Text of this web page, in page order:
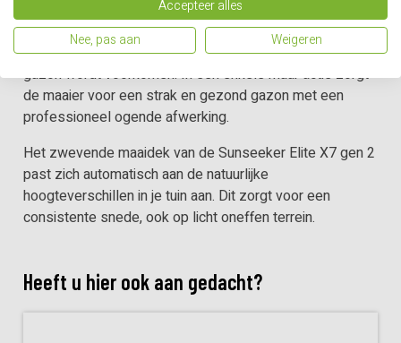
Dankzij de precieze stuurmotor maakt de X7 gen 2
vloeiende en slimme bochten, waardoor schade aan het
gazon wordt voorkomen. In één enkele maai-actie zorgt
de maaier voor een strak en gezond gazon met een
professioneel ogende afwerking.
Het zwevende maaidek van de Sunseeker Elite X7 gen 2
past zich automatisch aan de natuurlijke
hoogteverschillen in je tuin aan. Dit zorgt voor een
consistente snede, ook op licht oneffen terrein.
Heeft u hier ook aan gedacht?
Accepteer alles
Nee, pas aan
Weigeren